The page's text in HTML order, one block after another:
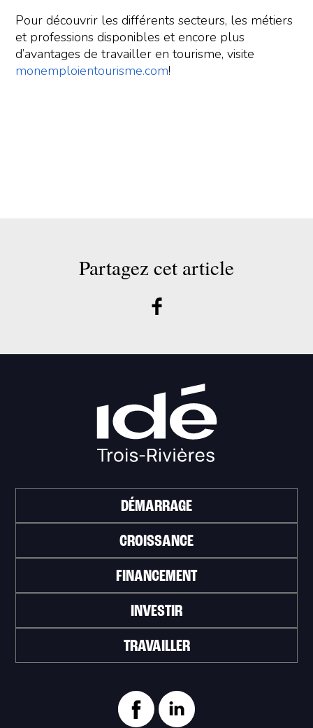
Pour découvrir les différents secteurs, les métiers
et professions disponibles et encore plus
d’avantages de travailler en tourisme, visite
monemploientourisme.com!
Partagez cet article
DÉMARRAGE
CROISSANCE
FINANCEMENT
INVESTIR
TRAVAILLER